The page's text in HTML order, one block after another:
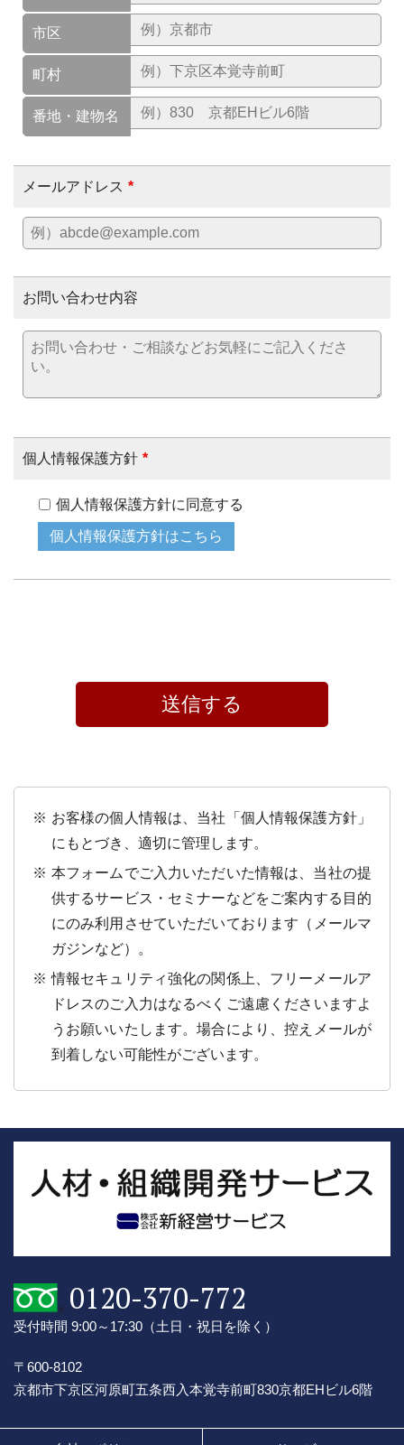
市区
町村
番地・建物名
メールアドレス *
お問い合わせ内容
個人情報保護方針 *
個人情報保護方針に同意する
個人情報保護方針はこちら
お客様の個人情報は、当社「個人情報保護方針」
にもとづき、適切に管理します。
本フォームでご入力いただいた情報は、当社の提
供するサービス・セミナーなどをご案内する目的
にのみ利用させていただいております（メールマ
ガジンなど）。
情報セキュリティ強化の関係上、フリーメールア
ドレスのご入力はなるべくご遠慮くださいますよ
うお願いいたします。場合により、控えメールが
到着しない可能性がございます。
0120-370-772
受付時間 9:00～17:30 （土日・祝日を除く）
〒600-8102
京都市下京区河原町五条西入本覚寺前町830京都EHビル6階